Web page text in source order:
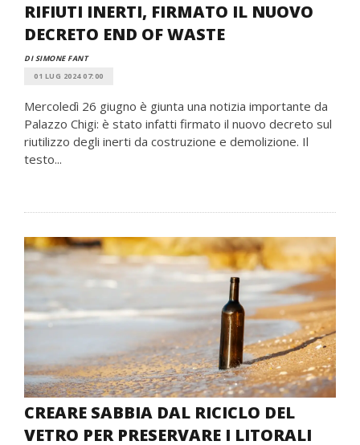
RIFIUTI INERTI, FIRMATO IL NUOVO
DECRETO END OF WASTE
DI SIMONE FANT
01 LUG 2024 07:00
Mercoledì 26 giugno è giunta una notizia importante da
Palazzo Chigi: è stato infatti firmato il nuovo decreto sul
riutilizzo degli inerti da costruzione e demolizione. Il
testo...
CREARE SABBIA DAL RICICLO DEL
VETRO PER PRESERVARE I LITORALI